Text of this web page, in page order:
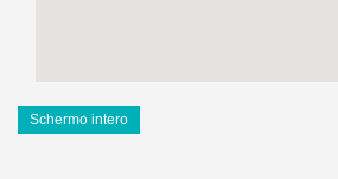
Schermo intero